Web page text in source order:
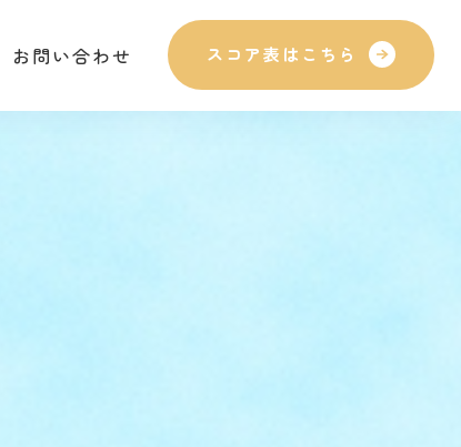
お問い合わせ スコア表はこちら
お問い合わせ スコア表はこちら